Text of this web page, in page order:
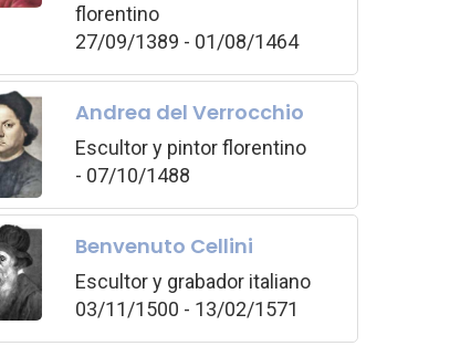
florentino
27/09/1389 - 01/08/1464
Andrea del Verrocchio
Escultor y pintor florentino
- 07/10/1488
Benvenuto Cellini
Escultor y grabador italiano
03/11/1500 - 13/02/1571